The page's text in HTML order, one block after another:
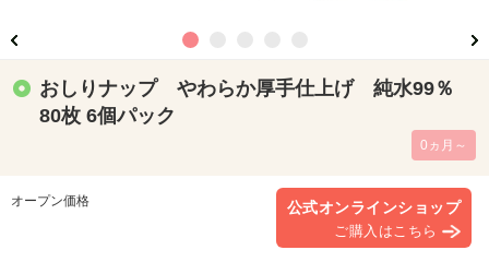
おしりナップ やわらか厚手仕上げ 純水99％
80枚 6個パック
0ヵ月～
オープン価格 公式オンラインショップ
ご購入はこちら